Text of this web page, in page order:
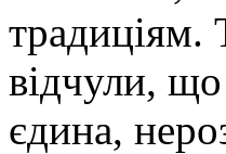
відчули, що
єдина,